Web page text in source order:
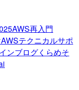
AWS再入門
AWSテクニカルサポ
ンブログくらめそ